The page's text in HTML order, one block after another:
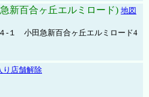
新百合ヶ丘エルミロード) 地図
-１ 小田急新百合ヶ丘エルミロード4
り店舗解除